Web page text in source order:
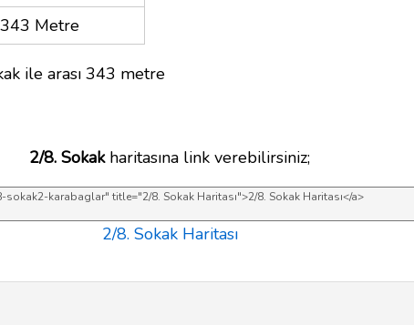
343 Metre
ile arası 343 metre
2/8. Sokakharitasına link verebilirsiniz;
2/8. Sokak Haritası